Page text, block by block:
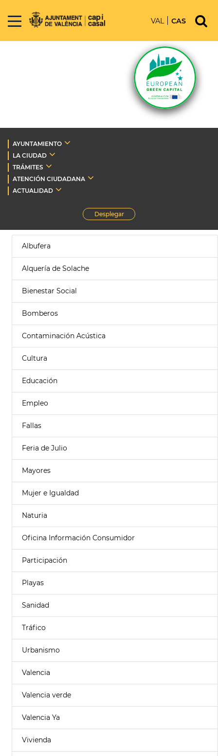
VAL CAS
AYUNTAMIENTO
LA CIUDAD
TRÁMITES
ATENCIÓN CIUDADANA
ACTUALIDAD
Desplegar
Albufera
Alquería de Solache
Bienestar Social
Bomberos
Contaminación Acústica
Cultura
Educación
Empleo
Fallas
Feria de Julio
Mayores
Mujer e Igualdad
Naturia
Oficina Información Consumidor
Participación
Playas
Sanidad
Tráfico
Urbanismo
Valencia
Valencia verde
Valencia Ya
Vivienda